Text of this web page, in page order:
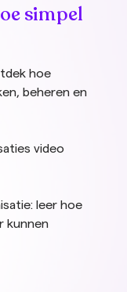
simpel
hoe
beheren en
video
leer hoe
kunnen